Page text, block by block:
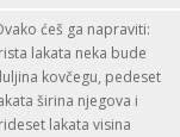
ćeš ga napraviti:
lakata neka bude
kovčegu, pedeset
širina njegova i
lakata visina